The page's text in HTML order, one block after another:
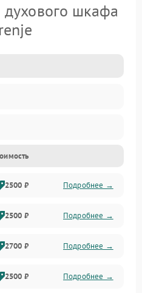
шкафа
2500 ₽ Подробнее →
2500 ₽ Подробнее →
2700 ₽ Подробнее →
2500 ₽ Подробнее →